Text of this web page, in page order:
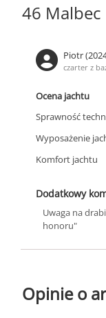
46 Malbec
Piotr
czarter z
Ocena jachtu
Sprawność
Wyposażenie
Komfort jachtu
Dodatkowy
Uwaga na
honoru"
Opinie o